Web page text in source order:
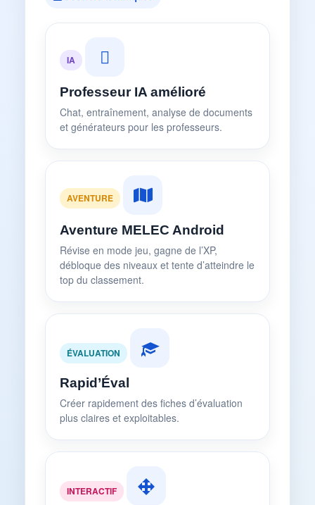
IA
Professeur IA amélioré
Chat, entraînement, analyse de documents
et générateurs pour les professeurs.
AVENTURE
Aventure MELEC Android
Révise en mode jeu, gagne de l’XP,
débloque des niveaux et tente d’atteindre le
top du classement.
ÉVALUATION
Rapid’Éval
Créer rapidement des fiches d’évaluation
plus claires et exploitables.
INTERACTIF